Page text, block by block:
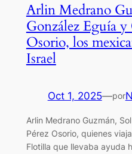
Arlin Medrano
González Eguía y
Osorio, los
Israel
Oct 1, 2025—por
Arlin Medrano Guzmán,
Pérez Osorio, quienes
Flotilla que llevaba ayuda